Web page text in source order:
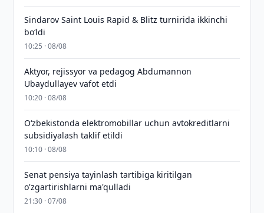
Sindarov Saint Louis Rapid & Blitz turnirida ikkinchi
bo‘ldi
10:25 · 08/08
Aktyor, rejissyor va pedagog Abdumannon
Ubaydullayev vafot etdi
10:20 · 08/08
O‘zbekistonda elektromobillar uchun avtokreditlarni
subsidiyalash taklif etildi
10:10 · 08/08
Senat pensiya tayinlash tartibiga kiritilgan
o'zgartirishlarni ma'qulladi
21:30 · 07/08